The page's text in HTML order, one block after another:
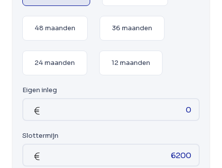
48 maanden 36 maanden
24 maanden 12 maanden
Eigen inleg
Slottermijn